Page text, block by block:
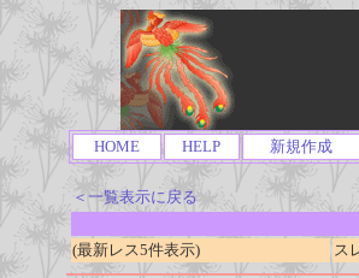
HOME HELP 新規作成
＜一覧表示に戻る
(最新レス5件表示)
ス